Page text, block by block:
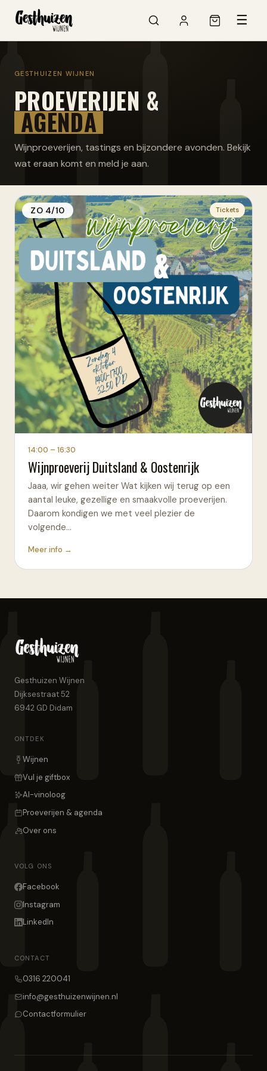
☰
GESTHUIZEN WIJNEN
PROEVERIJEN &
AGENDA
Wijnproeverijen, tastings en bijzondere avonden. Bekijk
wat eraan komt en meld je aan.
ZO 4/10 Tickets
14:00 – 16:30
Wijnproeverij Duitsland & Oostenrijk
Jaaa, wir gehen weiter Wat kijken wij terug op een
aantal leuke, gezellige en smaakvolle proeverijen.
Daarom kondigen we met veel plezier de
volgende…
Meer info →
Gesthuizen Wijnen
Dijksestraat 52
6942 GD Didam
ONTDEK
Wijnen
Vul je giftbox
AI-vinoloog
Proeverijen & agenda
Over ons
VOLG ONS
Facebook
Instagram
LinkedIn
CONTACT
0316 220041
info@gesthuizenwijnen.nl
Contactformulier